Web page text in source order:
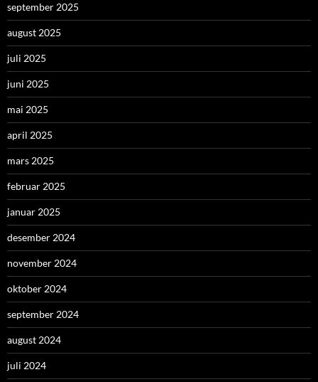
september 2025
august 2025
juli 2025
juni 2025
mai 2025
april 2025
mars 2025
februar 2025
januar 2025
desember 2024
november 2024
oktober 2024
september 2024
august 2024
juli 2024